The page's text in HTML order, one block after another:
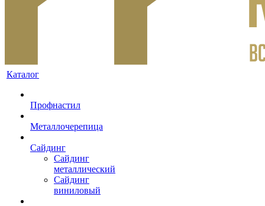
Каталог
Профнастил
Металлочерепица
Сайдинг
Сайдинг
металлический
Сайдинг
виниловый